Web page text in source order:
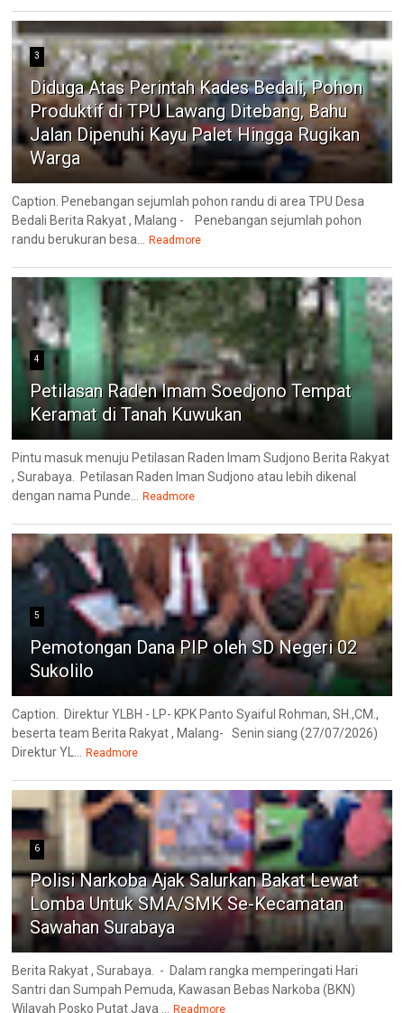
3
Diduga Atas Perintah Kades Bedali, Pohon
Produktif di TPU Lawang Ditebang, Bahu
Jalan Dipenuhi Kayu Palet Hingga Rugikan
Warga
Caption. Penebangan sejumlah pohon randu di area TPU Desa
Bedali Berita Rakyat , Malang - Penebangan sejumlah pohon
randu berukuran besa... Readmore
4
Petilasan Raden Imam Soedjono Tempat
Keramat di Tanah Kuwukan
Pintu masuk menuju Petilasan Raden Imam Sudjono Berita Rakyat
, Surabaya. Petilasan Raden Iman Sudjono atau lebih dikenal
dengan nama Punde... Readmore
5
Pemotongan Dana PIP oleh SD Negeri 02
Sukolilo
Caption. Direktur YLBH - LP- KPK Panto Syaiful Rohman, SH.,CM.,
beserta team Berita Rakyat , Malang- Senin siang (27/07/2026)
Direktur YL... Readmore
6
Polisi Narkoba Ajak Salurkan Bakat Lewat
Lomba Untuk SMA/SMK Se-Kecamatan
Sawahan Surabaya
Berita Rakyat , Surabaya. - Dalam rangka memperingati Hari
Santri dan Sumpah Pemuda, Kawasan Bebas Narkoba (BKN)
Wilayah Posko Putat Jaya ... Readmore